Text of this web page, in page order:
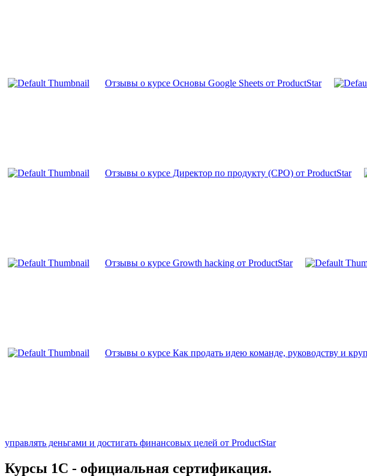
Отзывы о курсе Основы Google Sheets от ProductStar
Отзывы о курсе Директор по продукту (CPO) от ProductStar
Отзывы о курсе Growth hacking от ProductStar
Отзывы о курсе Как продать идею команде, руководству и
управлять деньгами и достигать финансовых целей от ProductStar
Курсы 1С - официальная сертификация.